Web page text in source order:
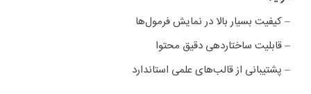
– کیفیت بسیار بالا در نمایش فرمول‌ها
– قابلیت ساختاردهی دقیق محتوا
– پشتیبانی از قالب‌های علمی استاندارد